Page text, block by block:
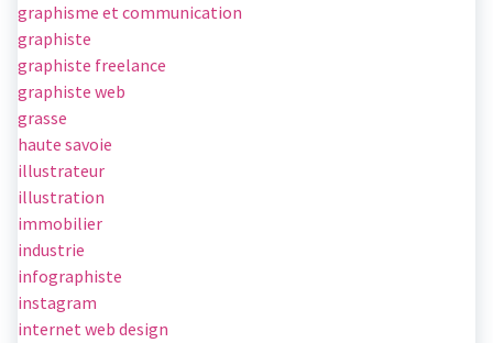
graphisme et communication
graphiste
graphiste freelance
graphiste web
grasse
haute savoie
illustrateur
illustration
immobilier
industrie
infographiste
instagram
internet web design